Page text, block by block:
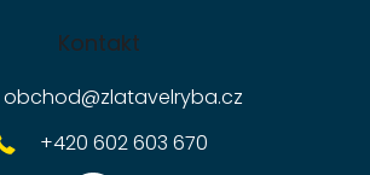
Kontakt
obchod@zlatavelryba.cz
+420 602 603 670